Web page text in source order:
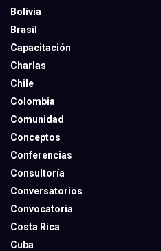
Bolivia
Brasil
Capacitación
Charlas
Chile
Colombia
Comunidad
Conceptos
Conferencias
Consultoría
Conversatorios
Convocatoria
Costa Rica
Cuba